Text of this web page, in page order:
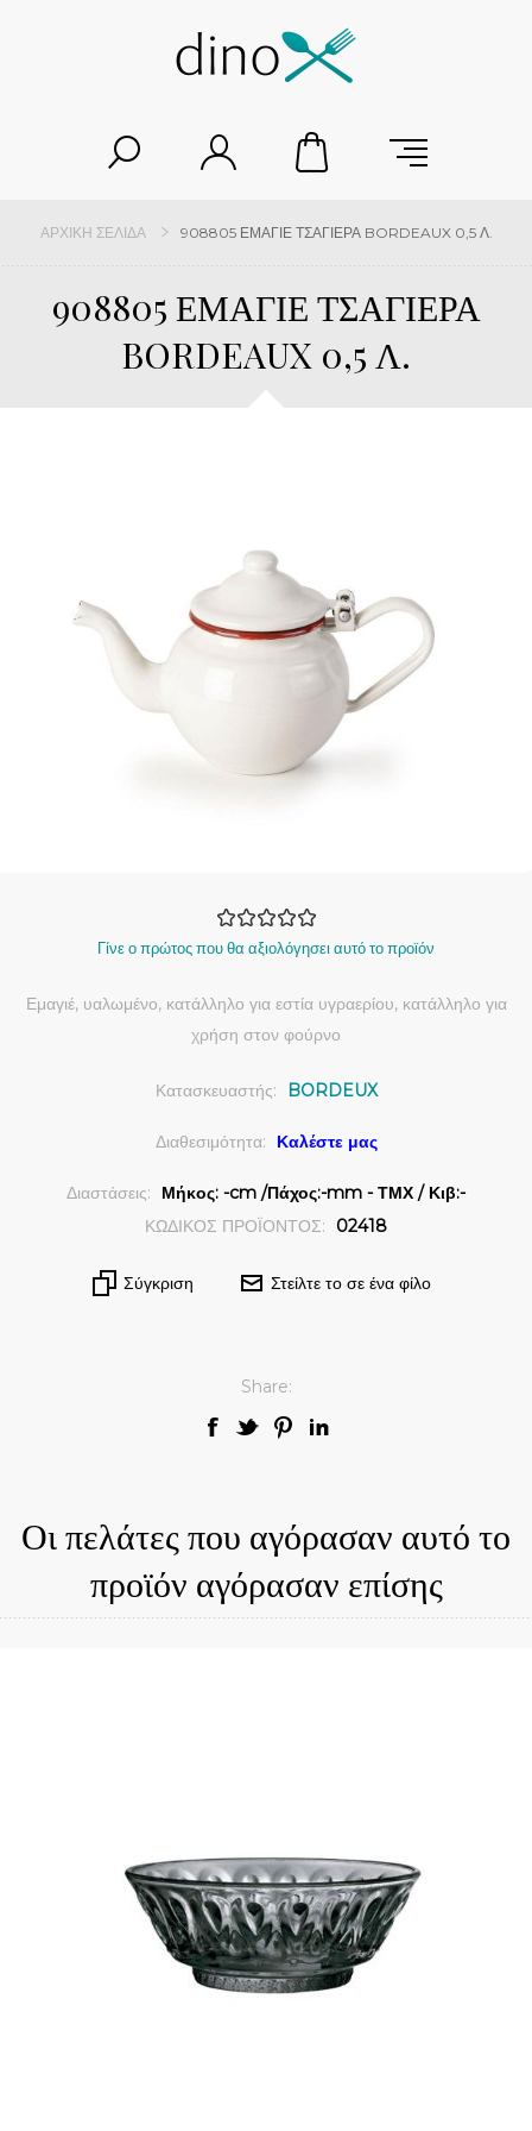
ΑΡΧΙΚΉ ΣΕΛΊΔΑ 908805 ΕΜΑΓΙΕ ΤΣΑΓΙΕΡΑ BORDEAUX 0,5 Λ.
908805 ΕΜΑΓΙΕ ΤΣΑΓΙΕΡΑ
BORDEAUX 0,5 Λ.
Γίνε ο πρώτος που θα αξιολόγησει αυτό το προϊόν
Εμαγιέ, υαλωμένο, κατάλληλο για εστία υγραερίου, κατάλληλο για
χρήση στον φούρνο
Κατασκευαστής: BORDEUX
Διαθεσιμότητα: Καλέστε μας
Διαστάσεις:
Μήκος: -cm /Πάχος:-mm - ΤΜΧ / Κιβ:-
ΚΩΔΙΚΟΣ ΠΡΟΪΟΝΤΟΣ:
02418
Σύγκριση Στείλτε το σε ένα φίλο
Share:
Οι πελάτες που αγόρασαν αυτό το
προϊόν αγόρασαν επίσης